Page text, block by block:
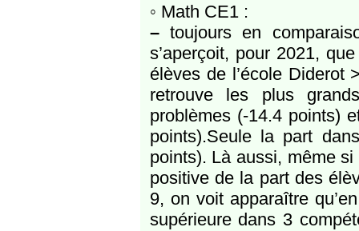
◦ Math CE1 :
–toujours en
s’aperçoit, pour 2021,
élèves de l’école Diderot
retrouve les plus
problèmes (-14.4 points)
points).Seule la part
points). Là aussi, même
positive de la part des
9, on voit apparaître
supérieure dans 3